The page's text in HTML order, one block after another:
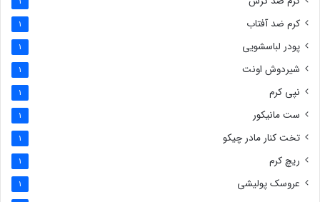
کرم ضد آفتاب 1
پودر لباسشویی 1
شیردوش اونت 1
نپی کرم 1
ست مانیکور 1
تخت کنار مادر چیکو 1
ریچ کرم 1
عروسک پولیشی 1